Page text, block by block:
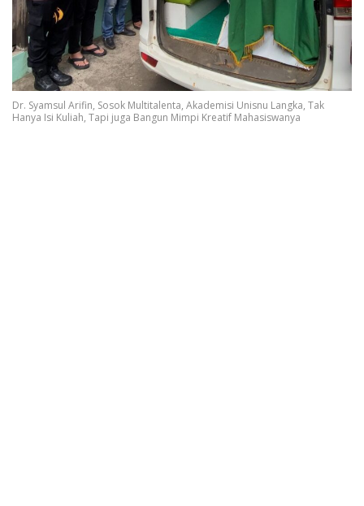
Dr. Syamsul Arifin, Sosok Multitalenta, Akademisi Unisnu Langka, Tak
Hanya Isi Kuliah, Tapi juga Bangun Mimpi Kreatif Mahasiswanya